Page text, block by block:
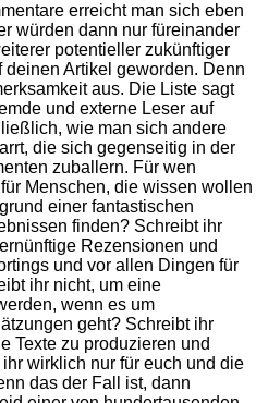
erreicht man sich eben
würden dann nur füreinander
potentieller zukünftiger
Artikel geworden. Denn
aus. Die Liste sagt
und externe Leser auf
wie man sich andere
die sich gegenseitig in der
zuballern. Für wen
Menschen, die wissen wollen
einer fantastischen
finden? Schreibt ihr
Rezensionen und
und vor allen Dingen für
ihr nicht, um eine
wenn es um
geht? Schreibt ihr
Texte zu produzieren und
wirklich nur für euch und die
das der Fall ist, dann